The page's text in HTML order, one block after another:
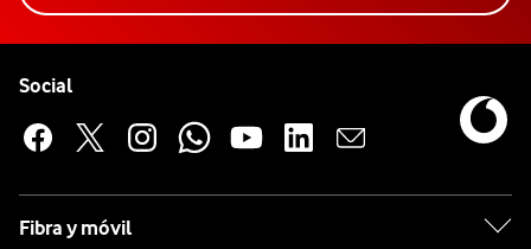
Social
Fibra y móvil